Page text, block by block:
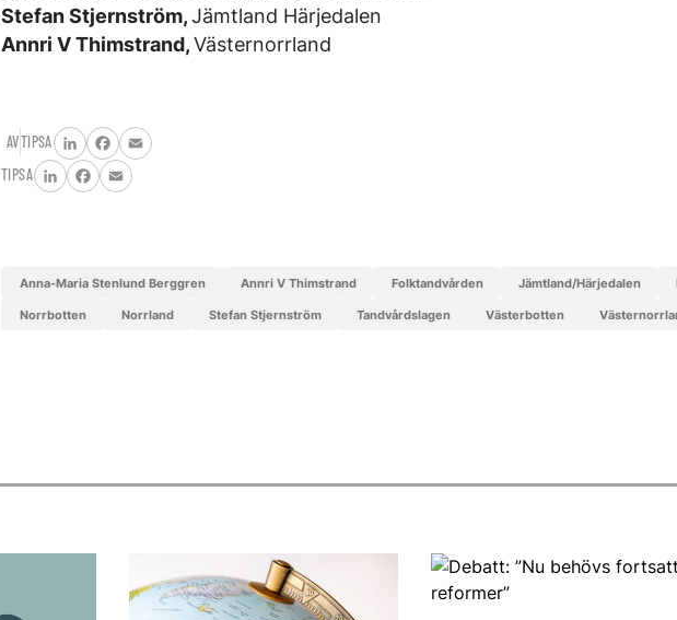
Stefan Stjernström,Jämtland Härjedalen
Annri V Thimstrand,Västernorrland
AVTIPSA
LinkedInFacebook
Email
TIPSA
LinkedInFacebook
Email
Anna-Maria Stenlund Berggren Annri V Thimstrand Folktandvården Jämtland/Härjedalen
Norrbotten Norrland Stefan Stjernström tandvårdslagen Västerbotten